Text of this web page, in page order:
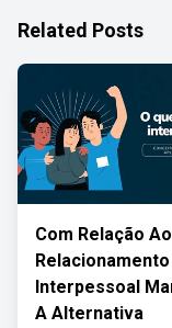
Related Posts
Com Relação Ao
Relacionamento
Interpessoal
A Alternativa